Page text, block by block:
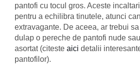
pantofi cu tocul gros. Aceste
pentru a echilibra tinutele, atunci
extravagante. De aceea, ar trebui
dulap o pereche de pantofi nude
asortat (citeste aici detalii
pantofilor).